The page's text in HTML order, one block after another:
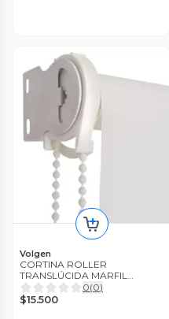
Volgen
CORTINA ROLLER
TRANSLÚCIDA MARFIL
150x190 CM
0(0)
$15.500